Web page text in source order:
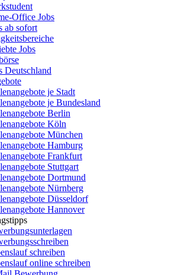
Office Jobs
ab sofort
Jobs
Deutschland
je Stadt
je Bundesland
Berlin
Köln
München
Hamburg
Frankfurt
Stuttgart
Dortmund
Nürnberg
Düsseldorf
Hannover
schreiben
online schreiben